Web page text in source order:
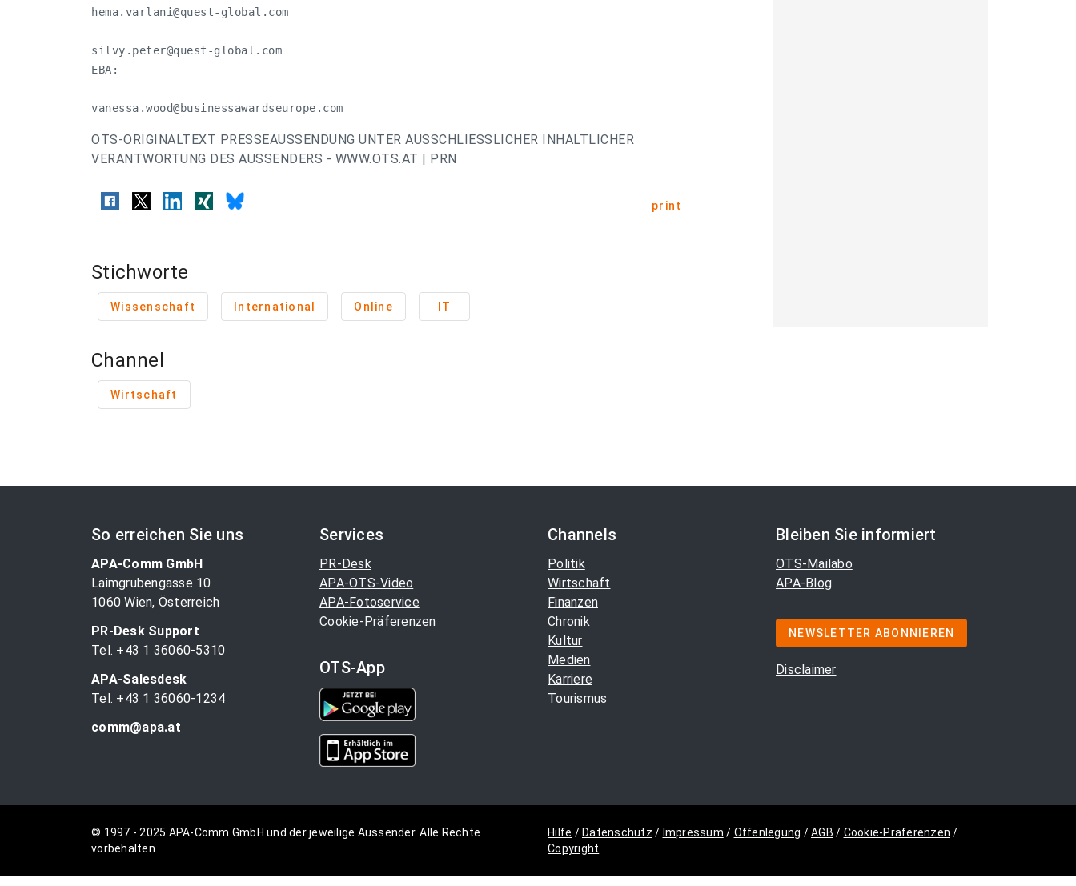
hema.varlani@quest-global.com
silvy.peter@quest-global.com
EBA:
vanessa.wood@businessawardseurope.com
OTS-ORIGINALTEXT PRESSEAUSSENDUNG UNTER AUSSCHLIESSLICHER INHALTLICHER
VERANTWORTUNG DES AUSSENDERS - WWW.OTS.AT | PRN
print
Stichworte
Wissenschaft International Online IT
Channel
Wirtschaft
So erreichen Sie uns
APA-Comm GmbH
Laimgrubengasse 10
1060 Wien, Österreich
PR-Desk Support
Tel. +43 1 36060-5310
APA-Salesdesk
Tel. +43 1 36060-1234
comm@apa.at
Services
PR-Desk
APA-OTS-Video
APA-Fotoservice
Cookie-Präferenzen
OTS-App
Channels
Politik
Wirtschaft
Finanzen
Chronik
Kultur
Medien
Karriere
Tourismus
Bleiben Sie informiert
OTS-Mailabo
APA-Blog
NEWSLETTER ABONNIEREN
Disclaimer
© 1997 - 2025 APA-Comm GmbH und der jeweilige Aussender. Alle Rechte
vorbehalten.
Hilfe / Datenschutz / Impressum / Offenlegung /AGB / Cookie-Präferenzen /
Copyright